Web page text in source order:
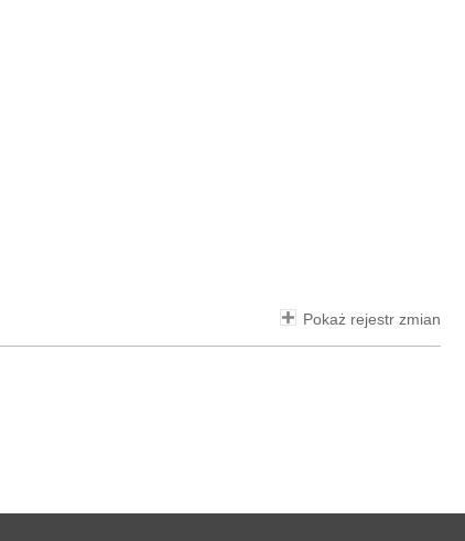
Pokaż rejestr zmian